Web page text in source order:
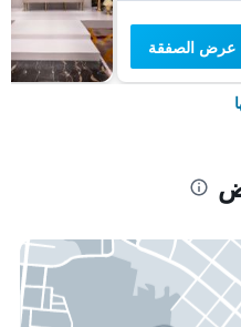
عرض الصفقة